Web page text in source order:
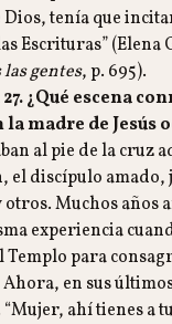
tenía que
Escrituras” (Elena
las gentes, p. 695).
27. ¿Qué escena
madre de Jesús
al pie de la cruz
el discípulo
otros. Muchos años
experiencia
Templo para
Ahora, en sus
ahí tienes a